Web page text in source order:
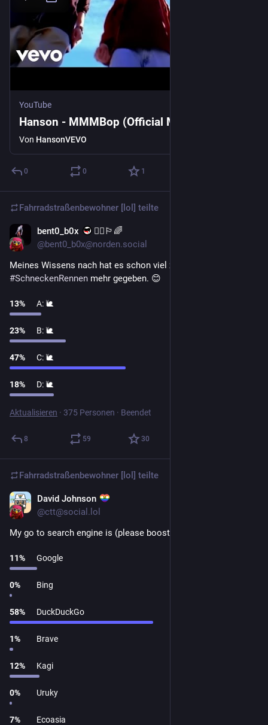
YouTube
Hanson - MMMBop (Official Music Video)
Von HansonVEVO
0 0 1
Fahrradstraßenbewohner [lol] teilte
bent0_b0x
🏴‍☠️🏳️‍🌈
@bent0_b0x@norden.social
#SchneckenRennen mehr gegeben. 😊
13% A: 🐌
23% B: 🐌
47% C: 🐌
18% D: 🐌
Aktualisieren · 375 Personen · Beendet
8 59 30
Fahrradstraßenbewohner [lol] teilte
David Johnson
@ctt@social.lol
My go to search engine is (please boost for greater exposure):
11% Google
0% Bing
58% DuckDuckGo
1% Brave
12% Kagi
0% Uruky
7% Ecoasia